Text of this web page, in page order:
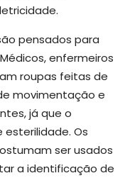
pensados para
enfermeiros
roupas feitas de
movimentação e
já que o
Os
ser usados
a identificação de